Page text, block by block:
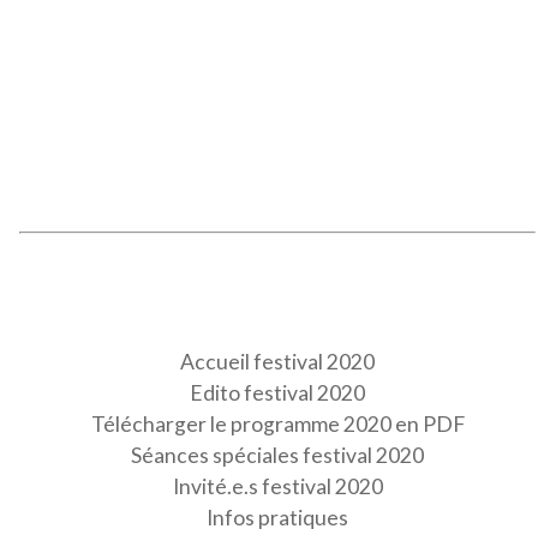
Accueil festival 2020
Edito festival 2020
Télécharger le programme 2020 en PDF
Séances spéciales festival 2020
Invité.e.s festival 2020
Infos pratiques